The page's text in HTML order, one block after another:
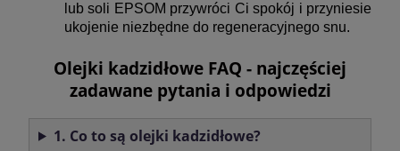
lub soli EPSOM przywróci Ci spokój i przyniesie
ukojenie niezbędne do regeneracyjnego snu.
Olejki kadzidłowe FAQ - najczęściej
zadawane pytania i odpowiedzi
1. Co to są olejki kadzidłowe?